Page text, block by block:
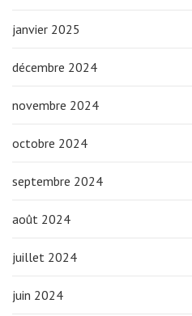
janvier 2025
décembre 2024
novembre 2024
octobre 2024
septembre 2024
août 2024
juillet 2024
juin 2024